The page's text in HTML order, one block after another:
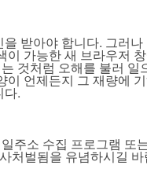
받아야 합니다. 그러
가능한 새 브라우저
것처럼 오해를 불러
언제든지 그 재량에
다.
주소 수집 프로그램
처벌됨을 유념하시길